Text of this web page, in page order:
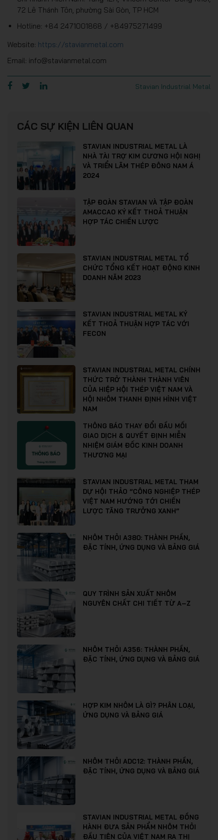
72 Lê Thánh Tôn, phường Sài Gòn, TP HCM
Hotline: +84 2471001868 / +84975271499
Website: https://stavianmetal.com
Email: info@stavianmetal.com
Stavian Industrial Metal
CÁC SỰ KIỆN LIÊN QUAN
STAVIAN INDUSTRIAL METAL LÀ
NHÀ TÀI TRỢ KIM CƯƠNG HỘI NGHỊ
VÀ TRIỂN LÃM THÉP ĐÔNG NAM Á
2024
TẬP ĐOÀN STAVIAN VÀ TẬP ĐOÀN
AMACCAO KÝ KẾT THOẢ THUẬN
HỢP TÁC CHIẾN LƯỢC
STAVIAN INDUSTRIAL METAL TỔ
CHỨC TỔNG KẾT HOẠT ĐỘNG KINH
DOANH NĂM 2023
STAVIAN INDUSTRIAL METAL KÝ
KẾT THOẢ THUẬN HỢP TÁC VỚI
FECON
STAVIAN INDUSTRIAL METAL CHÍNH
THỨC TRỞ THÀNH THÀNH VIÊN
CỦA HIỆP HỘI THÉP VIỆT NAM VÀ
HỘI NHÔM THANH ĐỊNH HÌNH VIỆT
NAM
THÔNG BÁO THAY ĐỔI ĐẦU MỐI
GIAO DỊCH & QUYẾT ĐỊNH MIỄN
NHIỆM GIÁM ĐỐC KINH DOANH
THƯƠNG MẠI
STAVIAN INDUSTRIAL METAL THAM
DỰ HỘI THẢO “CÔNG NGHIỆP THÉP
VIỆT NAM HƯỚNG TỚI CHIẾN
LƯỢC TĂNG TRƯỞNG XANH”
NHÔM THỎI A380: THÀNH PHẦN,
ĐẶC TÍNH, ỨNG DỤNG VÀ BẢNG GIÁ
QUY TRÌNH SẢN XUẤT NHÔM
NGUYÊN CHẤT CHI TIẾT TỪ A–Z
NHÔM THỎI A356: THÀNH PHẦN,
ĐẶC TÍNH, ỨNG DỤNG VÀ BẢNG GIÁ
HỢP KIM NHÔM LÀ GÌ? PHÂN LOẠI,
ỨNG DỤNG VÀ BẢNG GIÁ
NHÔM THỎI ADC12: THÀNH PHẦN,
ĐẶC TÍNH, ỨNG DỤNG VÀ BẢNG GIÁ
STAVIAN INDUSTRIAL METAL ĐỒNG
HÀNH ĐƯA SẢN PHẨM NHÔM THỎI
ĐẦU TIÊN CỦA VIỆT NAM RA THỊ